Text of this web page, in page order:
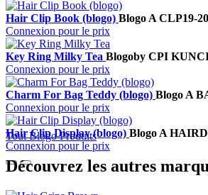
Hair Clip Book (blogo) Blogo A CLP19-
Connexion pour le prix
Key Ring Milky Tea Blogoby CPI
Connexion pour le prix
Charm For Bag Teddy (blogo) Blogo A
Connexion pour le prix
Hair Clip Display (blogo) Blogo A
Connexion pour le prix
Tout Blogo Produits
Découvrez les autres